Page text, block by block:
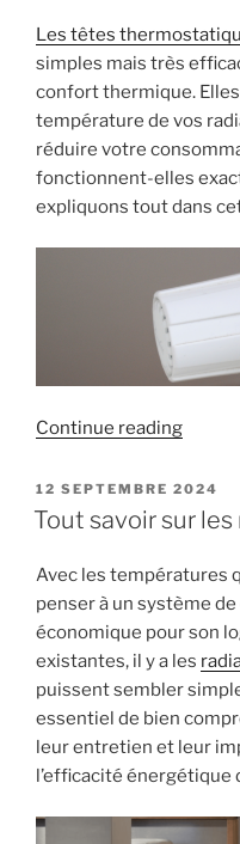
Les têtes
simples mais très
confort thermique.
température de vos
réduire votre
fonctionnent-elles
expliquons tout dans
Continue reading«
avec
têtes
:
un
geste
simple
pour
plus
confort
POSTED
ON
12 SEPTEMBRE 2024
Tout savoir sur
Avec les températures
penser à un système
économique pour son
existantes, il y a les
puissent sembler
essentiel de bien
leur entretien et leur
l’efficacité énergétique